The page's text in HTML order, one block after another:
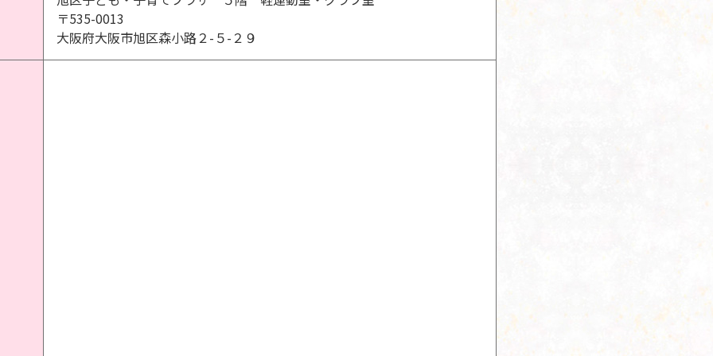
〒535-0013
大阪府大阪市旭区森小路２-５-２９